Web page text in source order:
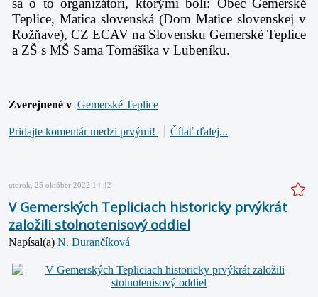
Teplice, Matica slovenská (Dom Matice slovenskej v
Rožňave), CZ ECAV na Slovensku Gemerské Teplice
a ZŠ s MŠ Sama Tomášika v Lubeníku.
Zverejnené v Gemerské Teplice
Pridajte komentár medzi prvými! Čítať ďalej...
utorok, 25 október 2022 14:42
V Gemerských Tepliciach historicky prvýkrát
založili stolnotenisový oddiel
Napísal(a) N. Durančíková